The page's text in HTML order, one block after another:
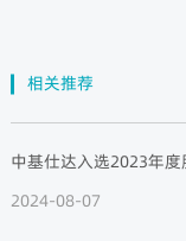
相关推荐
中基仕达入选2023年
2024-08-07